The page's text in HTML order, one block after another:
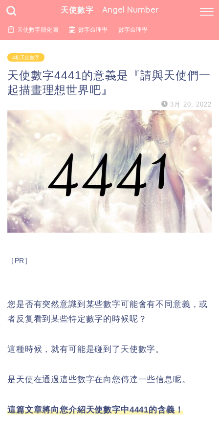
天使數字 Angel Number
天使數字簡化圖 數字命理學 數字命理學
4桁天使數字
天使數字4441的意義是『請與天使們一
起描畫理想世界吧』
3月 20, 2022
［PR］
您是否有突然意識到某些數字可能會有不同意義，或
者反复看到某些特定數字的時候呢？
這種時候，就有可能是碰到了天使數字。
是天使在通過這些數字在向您傳達一些信息呢。
這篇文章將向您介紹天使數字中4441的含義！